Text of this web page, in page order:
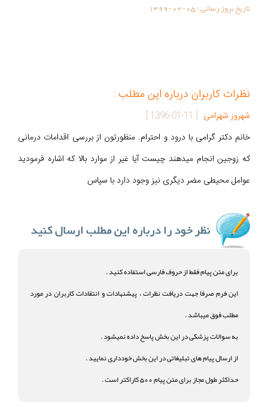
تاریخ بروز رسانی :1399-02-05
نظرات کاربران درباره این مطلب :
شهروز شهرامی [
1396-01-11
]
خانم دکتر گرامی با درود و احترام. منظورتون از بررسی اقدامات درمانی
که زوجین انجام میدهند چیست آیا غیر از موارد بالا که اشاره فرمودید
عوامل محیطی مضر دیگری نیز وجود دارد با سپاس
برای متن پیام فقط از حروف فارسی استفاده کنید .
این فرم صرفا جهت دریافت نظرات ، پیشنهادات و انتقادات کاربران در مورد
مطلب فوق میباشد .
به سوالات پزشکی در این بخش پاسخ داده نمیشود .
از ارسال پیام های تبلیغاتی در این بخش خودداری نمایید .
حداکثر طول مجاز برای متن پیام 500 کاراکتر است .